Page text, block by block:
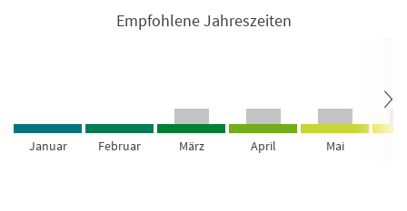
Empfohlene Jahreszeiten
Januar Februar März April Mai